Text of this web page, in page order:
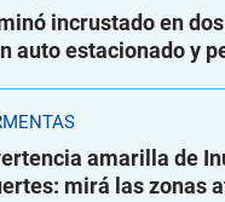
incrustado en
auto estacionado y
amarilla de
mirá las zonas